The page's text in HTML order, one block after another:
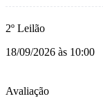
2º Leilão
18/09/2026 às 10:00
Avaliação